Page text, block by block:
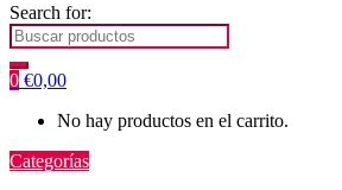
Search for:
0 €0,00
No hay productos en el carrito.
Categorías